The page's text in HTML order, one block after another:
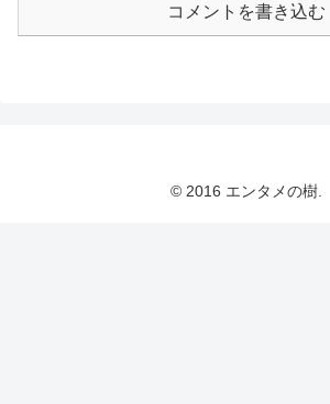
コメントを書き込む
© 2016 エンタメの樹.